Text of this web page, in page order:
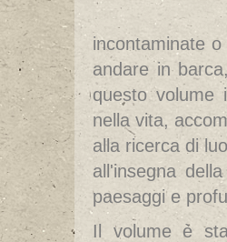
incontaminate
andare in
questo volume
nella vita,
alla ricerca di
all'insegna
paesaggi e
Il volume è